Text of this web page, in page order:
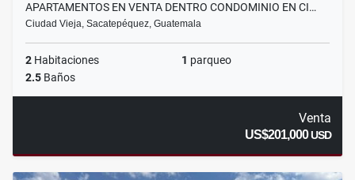
APARTAMENTOS EN VENTA DENTRO CONDOMINIO EN CI…
Ciudad Vieja, Sacatepéquez, Guatemala
2 Habitaciones 1 parqueo
2.5 Baños
Venta
US$201,000USD